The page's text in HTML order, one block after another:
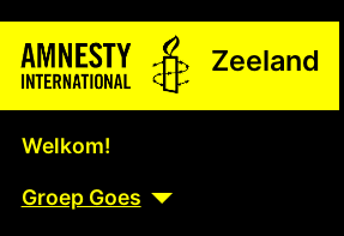
Zeeland
Welkom!
Groep Goes